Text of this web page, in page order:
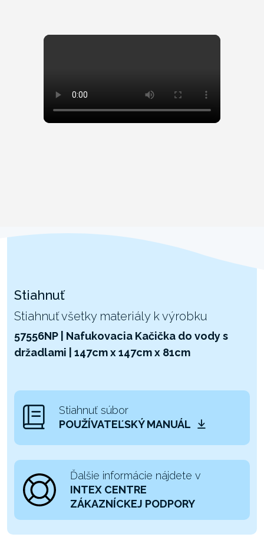
Stiahnuť
Stiahnuť všetky materiály k výrobku
57556NP | Nafukovacia Kačička do vody s
držadlami | 147cm x 147cm x 81cm
Stiahnuť súbor
POUŽÍVATEĽSKÝ MANUÁL
Ďalšie informácie nájdete v
INTEX CENTRE
ZÁKAZNÍCKEJ PODPORY